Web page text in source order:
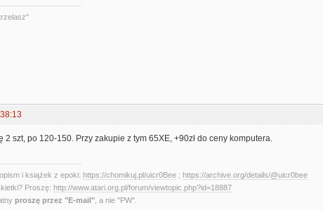
2 szt, po 120-150. Przy zakupie z tym 65XE, +90zł do ceny komputera.
i książek z epoki: https://chomikuj.pl/uicr0Bee ; https://archive.org/details/@uicr0bee
Proszę: http://www.atari.org.pl/forum/viewtopic.php?id=18887
proszę przez "E-mail" , a nie "PW".